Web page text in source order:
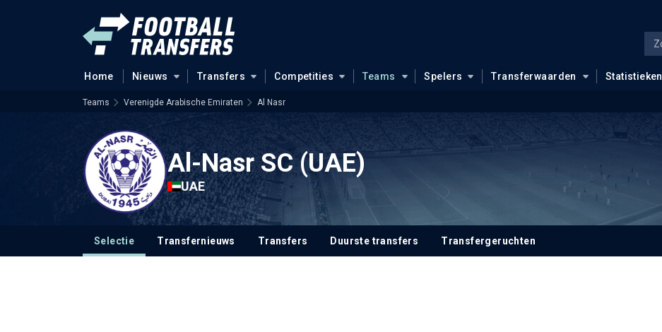
Home Nieuws Transfers Competities Teams Spelers Transferwaarden Statistieken
Teams Verenigde Arabische Emiraten Al Nasr
Al-Nasr SC (UAE)
UAE
Selectie Transfernieuws Transfers Duurste transfers Transfergeruchten